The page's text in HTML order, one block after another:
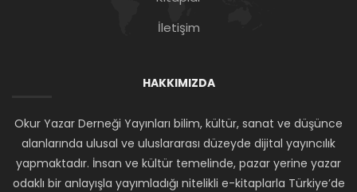
İletişim
HAKKIMIZDA
Okur Yazar Derneği Yayınları bilim, kültür, sanat ve düşünce
alanlarında ulusal ve uluslararası düzeyde dijital yayıncılık
yapmaktadır. İnsan ve kültür temelinde, pazar yerine yazar
odaklı bir anlayışla yayımladığı nitelikli e-kitaplarla Türkiye’de